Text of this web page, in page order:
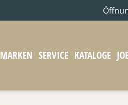
MARKEN SERVICE KATALOGE